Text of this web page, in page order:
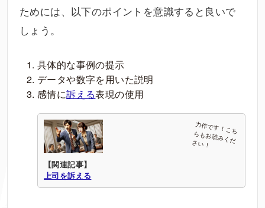
ためには、以下のポイントを意識すると良いで
しょう。
具体的な事例の提示
データや数字を用いた説明
感情に訴える表現の使用
【関連記事】
上司を訴える